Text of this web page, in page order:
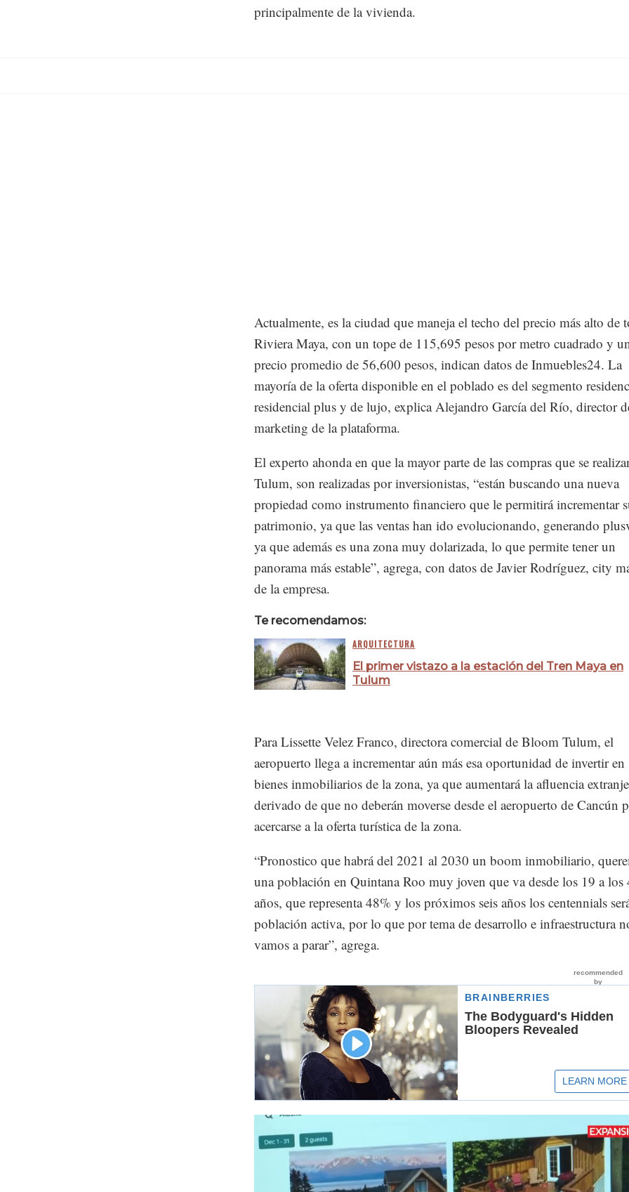
principalmente de la vivienda.
Actualmente, es la ciudad que maneja el techo del precio más alto de
Riviera Maya, con un tope de 115,695 pesos por metro cuadrado y
precio promedio de 56,600 pesos, indican datos de Inmuebles24. La
mayoría de la oferta disponible en el poblado es del segmento
residencial plus y de lujo, explica Alejandro García del Río, director
marketing de la plataforma.
El experto ahonda en que la mayor parte de las compras que se
Tulum, son realizadas por inversionistas, “están buscando una nueva
propiedad como instrumento financiero que le permitirá incrementar
patrimonio, ya que las ventas han ido evolucionando, generando
ya que además es una zona muy dolarizada, lo que permite tener un
panorama más estable”, agrega, con datos de Javier Rodríguez, city
de la empresa.
Te recomendamos:
ARQUITECTURA
El primer vistazo a la estación del Tren Maya en
Tulum
Para Lissette Velez Franco, directora comercial de Bloom Tulum, el
aeropuerto llega a incrementar aún más esa oportunidad de invertir en
bienes inmobiliarios de la zona, ya que aumentará la afluencia
derivado de que no deberán moverse desde el aeropuerto de Cancún
acercarse a la oferta turística de la zona.
“Pronostico que habrá del 2021 al 2030 un boom inmobiliario,
una población en Quintana Roo muy joven que va desde los 19 a los
años, que representa 48% y los próximos seis años los centennials
población activa, por lo que por tema de desarrollo e infraestructura
vamos a parar”, agrega.